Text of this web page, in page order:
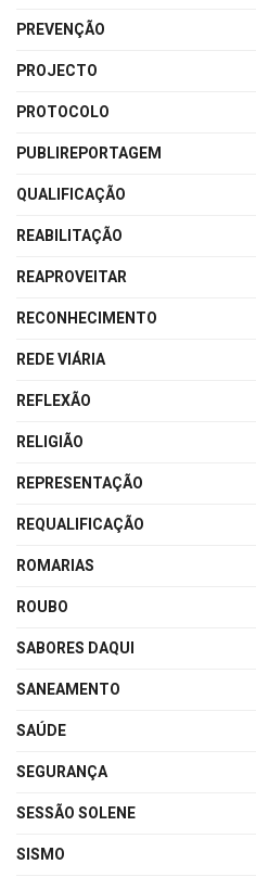
PREVENÇÃO
PROJECTO
PROTOCOLO
PUBLIREPORTAGEM
QUALIFICAÇÃO
REABILITAÇÃO
REAPROVEITAR
RECONHECIMENTO
REDE VIÁRIA
REFLEXÃO
RELIGIÃO
REPRESENTAÇÃO
REQUALIFICAÇÃO
ROMARIAS
ROUBO
SABORES DAQUI
SANEAMENTO
SAÚDE
SEGURANÇA
SESSÃO SOLENE
SISMO